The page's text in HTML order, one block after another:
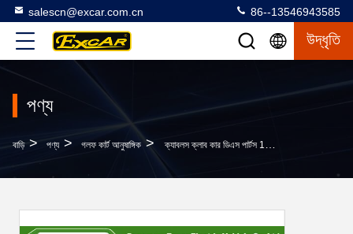
salescn@excar.com.cn 86--13546943585
উদ্ধৃতি
পণ্য
বাড়ি > পণ্য > গলফ কার্ট আনুষাঙ্গিক > ক্যাবলস ক্লাব কার ডিএস পার্টস 101802101 সহ বৈদ্যুতিক গলফ কার্ট চার্জার রিসেপ্ট্যাকল